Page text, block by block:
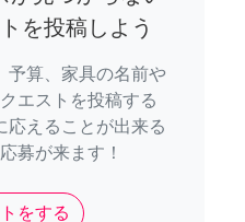
を投稿しよう
予算、家具の名前や
エストを投稿する
応えることが出来る
募が来ます！
をする